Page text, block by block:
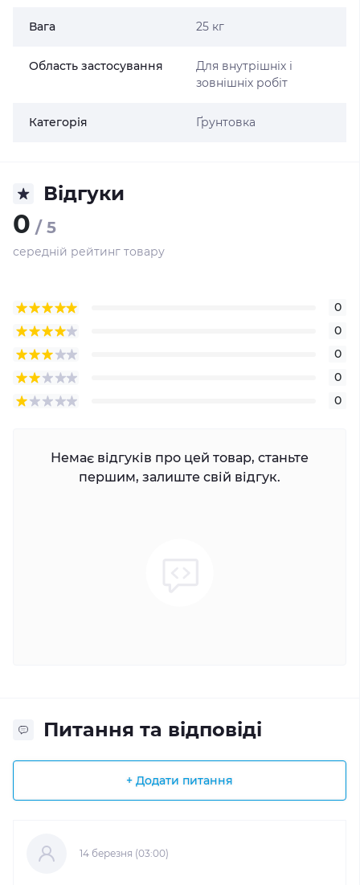
Вага 25 кг
Область застосування
Для внутрішніх і
зовнішніх робіт
Категорія Ґрунтовка
Відгуки
0 / 5
середній рейтинг товару
0
0
0
0
0
Немає відгуків про цей товар, станьте
першим, залиште свій відгук.
Питання та відповіді
+ Додати питання
14 березня (03:00)